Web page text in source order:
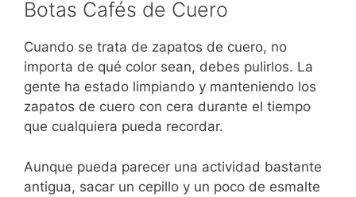
Botas Cafés de Cuero
Cuando se trata de zapatos de cuero, no
importa de qué color sean, debes pulirlos. La
gente ha estado limpiando y manteniendo los
zapatos de cuero con cera durante el tiempo
que cualquiera pueda recordar.
Aunque pueda parecer una actividad bastante
antigua, sacar un cepillo y un poco de esmalte